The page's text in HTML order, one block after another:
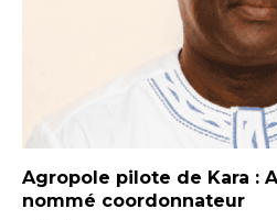
Agropole pilote de Kara :
nommé coordonnateur